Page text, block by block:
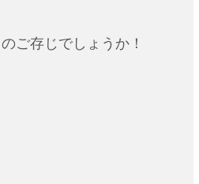
ご存じでしょうか！